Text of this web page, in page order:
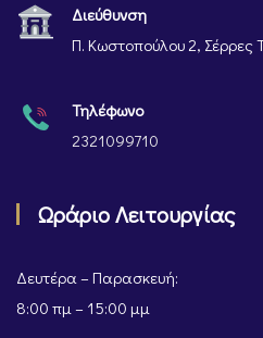
Διεύθυνση
Π. Κωστοπούλου 2, Σέρρες
Τηλέφωνο
2321099710
Ωράριο Λειτουργίας
Δευτέρα – Παρασκευή:
8:00 πμ – 15:00 μμ